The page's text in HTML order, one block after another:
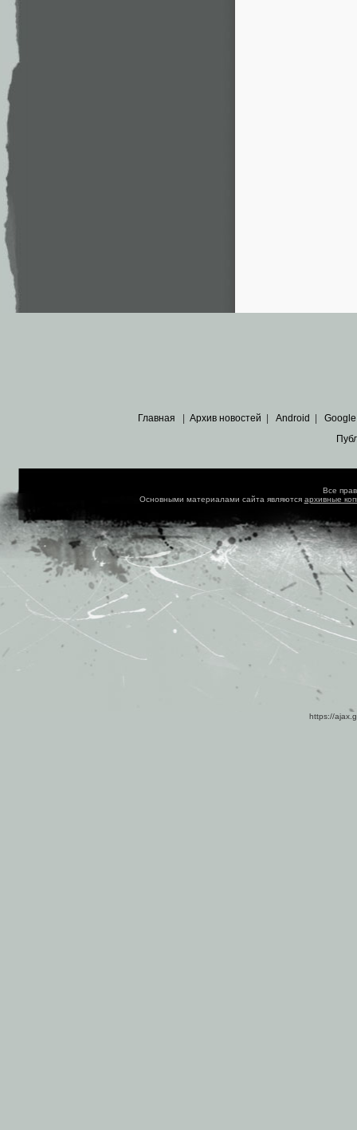
Главная Архив новостей Android Google
Все
Основными материалами сайта являются архивные
https://